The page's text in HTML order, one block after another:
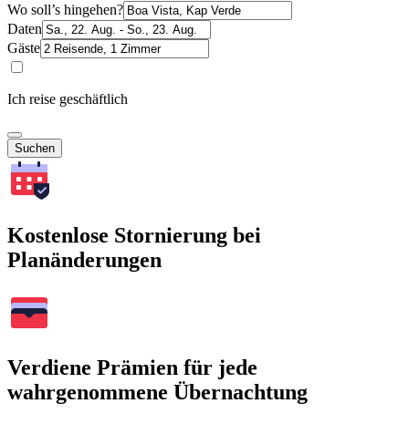
Wo soll’s hingehen?
Daten
Gäste
Ich reise geschäftlich
Suchen
Kostenlose Stornierung bei
Planänderungen
Verdiene Prämien für jede
wahrgenommene Übernachtung